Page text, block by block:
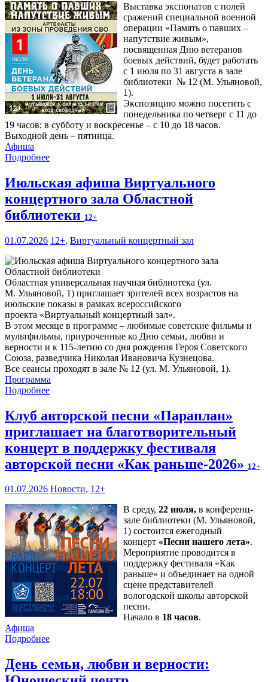
Выставка экспонатов с полей
сражений специальной военной
операции «Память о павших –
напутствие живым»,
посвященная Дню ветеранов
боевых действий, будет работать
с 1 июля по 31 августа в зале
библиотеки № 12 (М. Ульяновой,
1).
Экспозицию можно посетить с
понедельника по четверг с 11 до
19 часов; в субботу и воскресенье – с 10 до 18 часов.
Выходной день – пятница.
Афиша
Подробнее
Июльская афиша Виртуального
концертного зала Областной
библиотеки 12+
01.07.2026 12+, Виртуальный концертный зал
Областная универсальная научная библиотека (ул.
М. Ульяновой, 1) приглашает зрителей всех возрастов на
июльские показы в рамках всероссийского
проекта «Виртуальный концертный зал».
В этом месяце в программе – любимые советские фильмы и
мультфильмы, приуроченные ко Дню семьи, любви и
верности и к 115-летию со дня рождения Героя Советского
Союза, разведчика Николая Ивановича Кузнецова.
Все сеансы проходят в зале № 12 (ул. М. Ульяновой, 1).
Программа
Подробнее
Клуб авторской песни «Параплан»
приглашает на благотворительный
концерт в поддержку фестиваля
авторской песни «Как раньше-2026» 12+
01.07.2026 Новости, 12+
В среду, 22 июля, в конференц-
зале библиотеки (М. Ульяновой,
1) состоится ежегодный
концерт «Песни нашего лета».
Мероприятие проводится в
поддержку фестиваля «Как
раньше» и объединяет на одной
сцене представителей
вологодской школы авторской
песни.
Начало в 18 часов.
Афиша
Подробнее
День семьи, любви и верности: